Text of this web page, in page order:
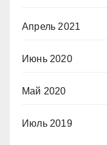
Апрель 2021
Июнь 2020
Май 2020
Июль 2019